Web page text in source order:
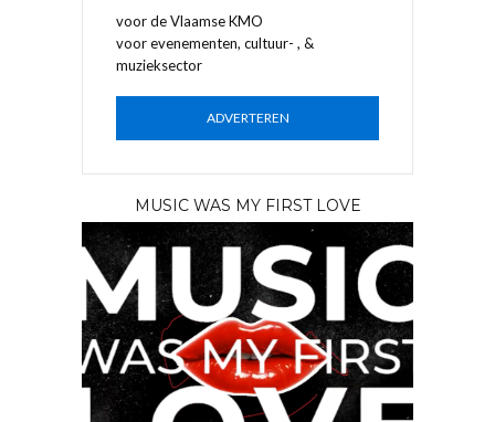
voor de Vlaamse KMO
voor evenementen, cultuur- , &
muzieksector
ADVERTEREN
MUSIC WAS MY FIRST LOVE